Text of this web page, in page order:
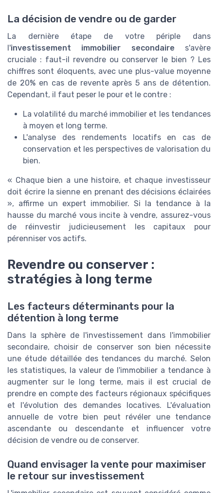
La décision de vendre ou de garder
La dernière étape de votre périple dans
l'investissement immobilier secondaire s'avère
cruciale : faut-il revendre ou conserver le bien ? Les
chiffres sont éloquents, avec une plus-value moyenne
de 20% en cas de revente après 5 ans de détention.
Cependant, il faut peser le pour et le contre :
La volatilité du marché immobilier et les tendances
à moyen et long terme.
L'analyse des rendements locatifs en cas de
conservation et les perspectives de valorisation du
bien.
« Chaque bien a une histoire, et chaque investisseur
doit écrire la sienne en prenant des décisions éclairées
», affirme un expert immobilier. Si la tendance à la
hausse du marché vous incite à vendre, assurez-vous
de réinvestir judicieusement les capitaux pour
pérenniser vos actifs.
Revendre ou conserver :
stratégies à long terme
Les facteurs déterminants pour la
détention à long terme
Dans la sphère de l'investissement dans l'immobilier
secondaire, choisir de conserver son bien nécessite
une étude détaillée des tendances du marché. Selon
les statistiques, la valeur de l'immobilier a tendance à
augmenter sur le long terme, mais il est crucial de
prendre en compte des facteurs régionaux spécifiques
et l'évolution des demandes locatives. L'évaluation
annuelle de votre bien peut révéler une tendance
ascendante ou descendante et influencer votre
décision de vendre ou de conserver.
Quand envisager la vente pour maximiser
le retour sur investissement